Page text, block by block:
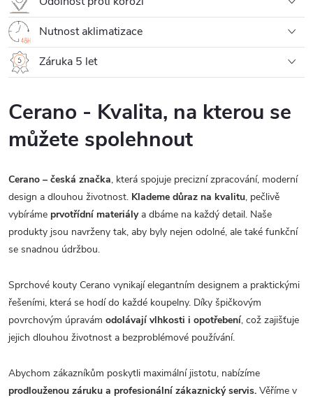
Nutnost aklimatizace
Záruka 5 let
Cerano - Kvalita, na kterou se
můžete spolehnout
Cerano – česká značka, která spojuje precizní zpracování, moderní
design a dlouhou životnost. Klademe důraz na kvalitu, pečlivě
vybíráme prvotřídní materiálya dbáme na každý detail. Naše
produkty jsou navrženy tak, aby byly nejen odolné, ale také funkční
se snadnou údržbou.
Sprchové kouty Cerano vynikají elegantním designem a praktickými
řešeními, která se hodí do každé koupelny. Díky špičkovým
povrchovým úpravám odolávají vlhkosti i opotřebení, což zajišťuje
jejich dlouhou životnost a bezproblémové používání.
Abychom zákazníkům poskytli maximální jistotu, nabízíme
prodlouženou záruku a profesionální zákaznický servis. Věříme v